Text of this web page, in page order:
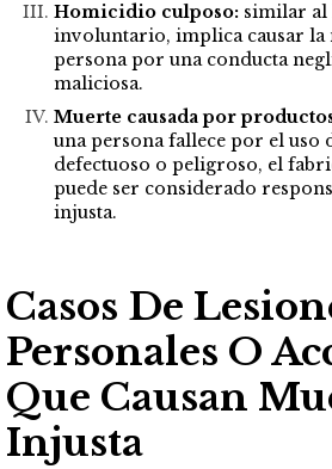
Homicidio culposo: similar
involuntario, implica causar la
persona por una conducta
maliciosa.
Muerte causada por
una persona fallece por el uso
defectuoso o peligroso, el
puede ser considerado
injusta.
Casos De
Personales O
Que Causan
Injusta